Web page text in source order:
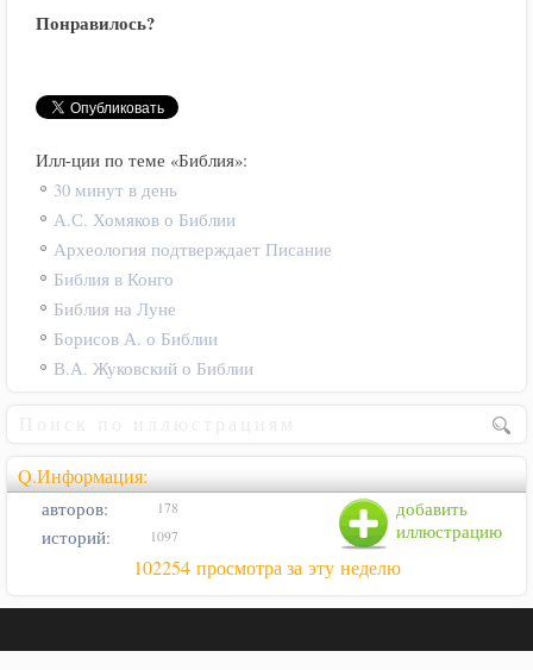
Понравилось?
Илл-ции по теме «Библия»:
30 минут в день
А.С. Хомяков о Библии
Археология подтверждает Писание
Библия в Конго
Библия на Луне
Борисов А. о Библии
В.А. Жуковский о Библии
Q.Информация:
добавить
иллюстрацию
авторов: 178
историй: 1097
102254 просмотра за эту неделю